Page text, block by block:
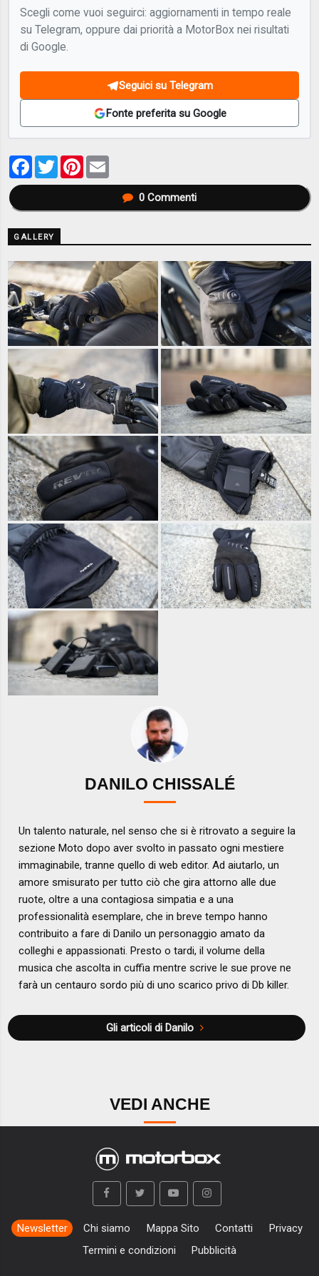
Scegli come vuoi seguirci: aggiornamenti in tempo reale
su Telegram, oppure dai priorità a MotorBox nei risultati
di Google.
Seguici su Telegram
Fonte preferita su Google
Facebook
TwitterPinterest
0Commenti
GALLERY
DANILO CHISSALÉ
Un talento naturale, nel senso che si è ritrovato a seguire la
sezione Moto dopo aver svolto in passato ogni mestiere
immaginabile, tranne quello di web editor. Ad aiutarlo, un
amore smisurato per tutto ciò che gira attorno alle due
ruote, oltre a una contagiosa simpatia e a una
professionalità esemplare, che in breve tempo hanno
contribuito a fare di Danilo un personaggio amato da
colleghi e appassionati. Presto o tardi, il volume della
musica che ascolta in cuffia mentre scrive le sue prove ne
farà un centauro sordo più di uno scarico privo di Db killer.
Gli articoli di Danilo
VEDI ANCHE
Newsletter Chi siamo Mappa Sito Contatti
Privacy
Termini e condizioni
Pubblicità